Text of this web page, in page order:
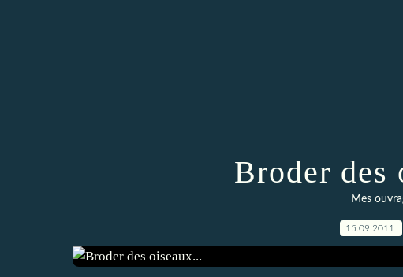
Broder des
Mes
15.09.2011